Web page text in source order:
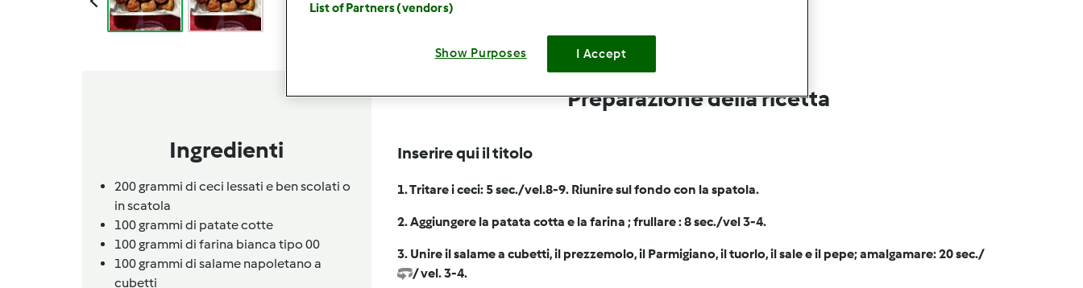
Ingredienti
200grammi di ceci lessati e ben scolati o
in scatola
100grammi di patate cotte
100grammi di farina bianca tipo 00
100grammi di salame napoletano a
cubetti
Preparazione della ricetta
Inserire qui il titolo
1. Tritare i ceci: 5 sec./vel.8-9. Riunire sul fondo con la spatola.
2. Aggiungere la patata cotta e la farina ; frullare : 8 sec./vel 3-4.
3. Unire il salame a cubetti, il prezzemolo, il Parmigiano, il tuorlo, il sale e il pepe; amalgamare: 20 sec./
/ vel. 3-4.
List of Partners (vendors)
Show Purposes I Accept